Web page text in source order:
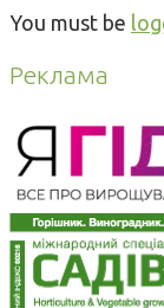
You must be
Реклама